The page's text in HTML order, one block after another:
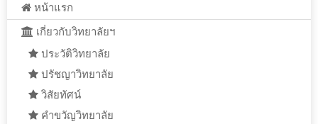
หน้าแรก
เกี่ยวกับวิทยาลัยฯ
ประวัติวิทยาลัย
ปรัชญาวิทยาลัย
วิสัยทัศน์
คำขวัญวิทยาลัย